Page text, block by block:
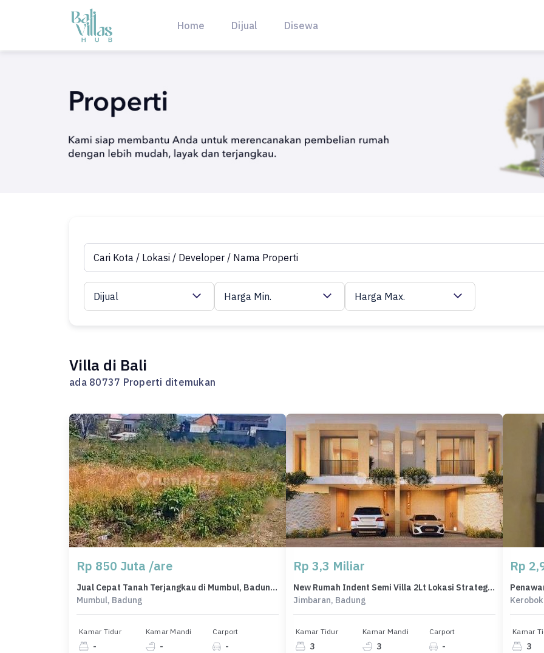
Home Dijual Disewa
Dijual Harga Min. Harga Max.
Villa di Bali
ada 80737 Properti ditemukan
Rp 850 Juta /are
Jual Cepat Tanah Terjangkau di Mumbul, Badung, LT 2161m²
Mumbul, Badung
Kamar Tidur
-
Kamar Mandi
-
Carport
-
Rp 3,3 Miliar
New Rumah Indent Semi Villa 2Lt Lokasi Strategis di Jimbaran
Jimbaran, Badung
Kamar Tidur
3
Kamar Mandi
3
Carport
-
Rp
Kamar
3